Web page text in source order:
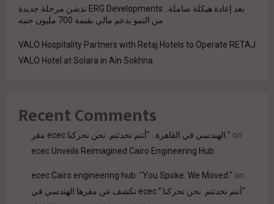
بعد إعادة هيكلة شاملة.. ERG Developments تدشن مرحلة جديدة
من النمو بدعم مالي بقيمة 700 مليون جنيه
VALO Hospitality Partners with Retaj Hotels to Operate RETAJ
VALO Hotel at Solara in Ain Sokhna
Recent Comments
مقر ecec الهندسي في القاهرة.. "أنتم تحدثتم. نحن تحركنا." on
ecec Unveils Reimagined Cairo Engineering Hub
ecec Cairo engineering hub: "You Spoke. We Moved." on
“أنتم تحدثتم. نحن تحركنا.” ecec تكشف عن مقرها الهندسي في